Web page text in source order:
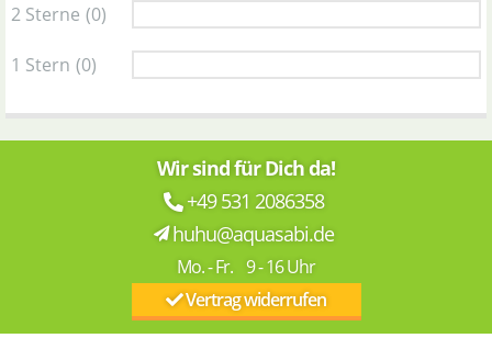
2 Sterne (0)
1 Stern (0)
Wir sind für Dich da!
+49 531 2086358
huhu@aquasabi.de
Mo. - Fr. 9 - 16 Uhr
Vertrag widerrufen